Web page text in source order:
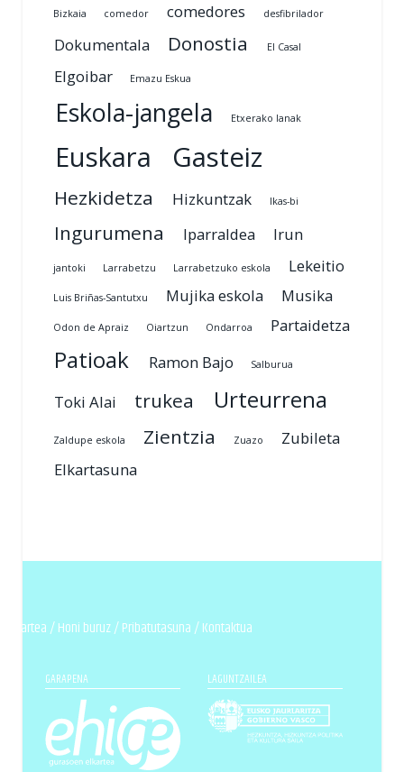
Bizkaia comedor comedores desfibrilador
Dokumentala Donostia El Casal
Elgoibar Emazu Eskua
Eskola-jangela Etxerako lanak
Euskara Gasteiz
Hezkidetza Hizkuntzak Ikas-bi
Ingurumena Iparraldea Irun
jantoki Larrabetzu Larrabetzuko eskola Lekeitio
Luis Briñas-Santutxu Mujika eskola Musika
Odon de Apraiz Oiartzun Ondarroa Partaidetza
Patioak Ramon Bajo Salburua
Toki Alai trukea Urteurrena
Zaldupe eskola Zientzia Zuazo
Zubileta
Elkartasuna
elkartea /Honi buruz/Pribatutasuna/Kontaktua
GARAPENA LAGUNTZAILEA